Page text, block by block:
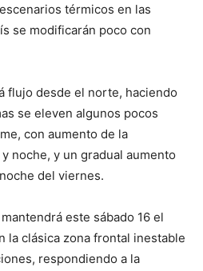
térmicos en las
se modificarán poco con
flujo desde el norte, haciendo
se eleven algunos pocos
con aumento de la
noche, y un gradual aumento
del viernes.
este sábado 16 el
la clásica zona frontal inestable
respondiendo a la